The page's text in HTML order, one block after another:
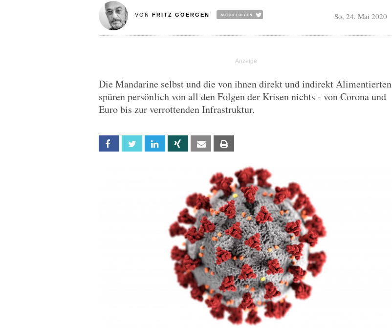
VON FRITZ GOERGEN So, 24. Mai 2020
Die Mandarine selbst und die von ihnen direkt und indirekt Alimentierten
spüren persönlich von all den Folgen der Krisen nichts - von Corona und
Euro bis zur verrottenden Infrastruktur.
Facebook Twitter Linkedin Xing Email